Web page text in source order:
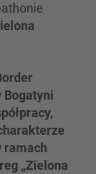
Bogatyni
ramach
„Zielona